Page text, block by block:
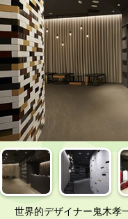
世界的デザイナー鬼木孝